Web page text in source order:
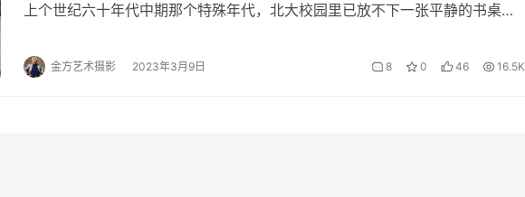
上个世纪六十年代中期那个特殊年代，北大校园里已放不下一张平静的书桌，
战”前一天，我将行李存放在附近中关村的朋友家里，连夜逃离了学校，回家当
了逍遥派。 在家期间，我重新检起原来的摄影爱好，为家人和朋友也为自己冲
金方艺术摄影 2023年3月9日 8 0 46 16.5K